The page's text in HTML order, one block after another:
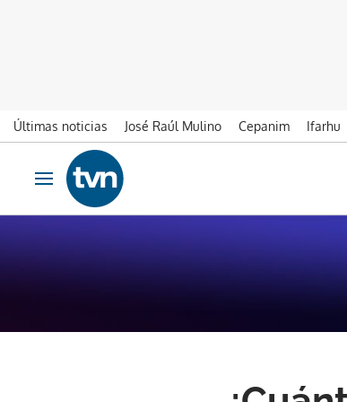
Últimas noticias José Raúl Mulino Cepanim Ifarhu
Ir al contenido
Obrir navegació